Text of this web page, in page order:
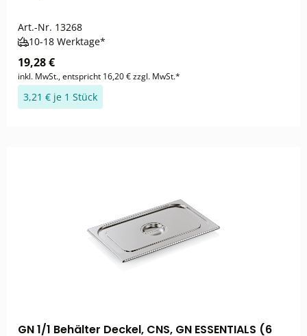
Art.-Nr. 13268
10-18 Werktage*
19,28 €
inkl. MwSt., entspricht 16,20 € zzgl. MwSt.*
3,21 € je 1 Stück
GN 1/1 Behälter Deckel, CNS, GN ESSENTIALS (6